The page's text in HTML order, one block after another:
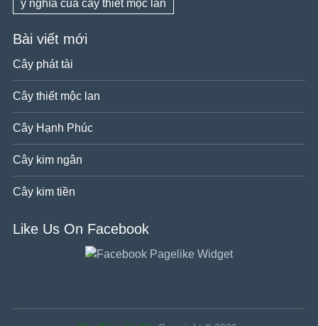
ý nghĩa của cây thiết mộc lan
Bài viết mới
Cây phát tài
Cây thiết mộc lan
Cây Hạnh Phúc
Cây kim ngân
Cây kim tiền
Like Us On Facebook